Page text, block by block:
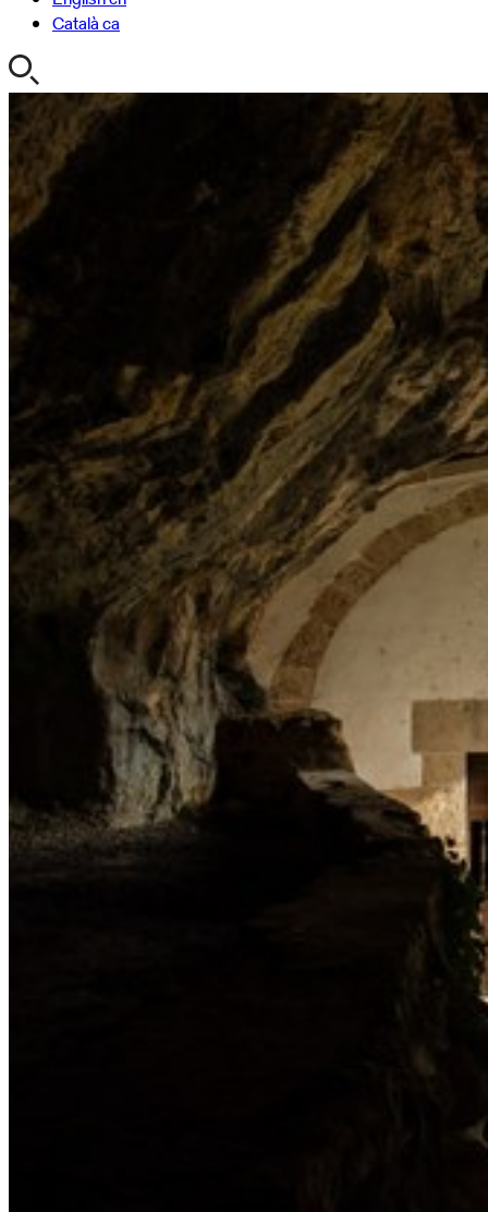
Catalàca